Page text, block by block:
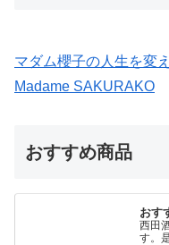
マダム櫻子の人生を変
Madame SAKURAKO
おすすめ商品
おす
西田
す。